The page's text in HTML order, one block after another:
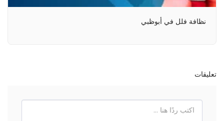
نظافة فلل في أبوظبي
تعليقات